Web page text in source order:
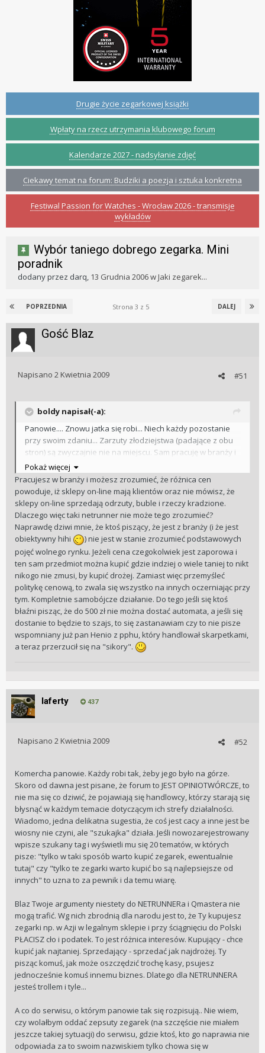
Drugie życie zegarkowej książki
Wpłaty na rzecz utrzymania klubowego forum
Kalendarze 2027 - nadsyłanie zdjęć
Ciekawy temat na forum: Budziki a poezja i sztuka konkretna
Festiwal Passion for Watches - Wrocław 2026 - transmisje
wykładów
Wybór taniego dobrego zegarka. Mini
poradnik
dodany przez darq, 13 Grudnia 2006wJaki zegarek...
POPRZEDNIA DALEJ
Strona 3 z 5
Gość Blaz
#51
Napisano 2 Kwietnia 2009
boldy napisał(-a):
Panowie.... Znowu jatka się robi... Niech każdy pozostanie
przy swoim zdaniu... Zarzuty złodziejstwa (padające z obu
stron) są zwyczajnie nie na miejscu. Sam pracuję w branży i
krew mnie zalewa jak widzę na tym forum rady "idź do
sklepu, przymierz... a potem zamów przez neta", ale
rozumiem, że każdy klient ma prawo szukać najlepszej
okazji... I dopóki będą aż takie różnice w cenach między
Polską a resztą świata,część klientów kupi w necie...
Pokaż więcej
Pracujesz w branży i możesz zrozumieć, że różnica cen
powoduje, iż sklepy on-line mają klientów oraz nie mówisz, że
sklepy on-line sprzedają odrzuty, buble i rzeczy kradzione.
Dlaczego więc taki netrunner nie może tego zrozumieć?
Naprawdę dziwi mnie, że ktoś piszący, że jest z branży (i że jest
obiektywny hihi
) nie jest w stanie zrozumieć podstawowych
pojęć wolnego rynku. Jeżeli cena czegokolwiek jest zaporowa i
ten sam przedmiot można kupić gdzie indziej o wiele taniej to nikt
nikogo nie zmusi, by kupić drożej. Zamiast więc przemyśleć
politykę cenową, to zwala się wszystko na innych oczerniając przy
tym. Kompletnie samobójcze działanie. Do tego jeśli się ktoś
błaźni pisząc, że do 500 zł nie można dostać automata, a jeśli się
dostanie to będzie to szajs, to się zastanawiam czy to nie pisze
wspomniany już pan Henio z pphu, który handlował skarpetkami,
a teraz przerzucił się na "sikory".
laferty 437
#52
Napisano 2 Kwietnia 2009
Komercha panowie. Każdy robi tak, żeby jego było na górze.
Skoro od dawna jest pisane, że forum to JEST OPINIOTWÓRCZE, to
nie ma się co dziwić, że pojawiają się handlowcy, którzy starają się
błysnąć w każdym temacie dotyczącym ich strefy działalności.
Wiadomo, jedna delikatna sugestia, że coś jest cacy a inne jest be
wiosny nie czyni, ale "szukajka" działa. Jeśli nowozarejestrowany
wpisze szukany tag i wyświetli mu się 20 tematów, w których
pisze: "tylko w taki sposób warto kupić zegarek, ewentualnie
tutaj" czy "tylko te zegarki warto kupić bo są najlepsiejsze od
innych" to uzna to za pewnik i da temu wiarę.
Blaz Twoje argumenty niestety do NETRUNNERa i Qmastera nie
mogą trafić. Wg nich zbrodnią dla narodu jest to, że Ty kupujesz
zegarki np. w Azji w legalnym sklepie i przy ściągnięciu do Polski
PŁACISZ cło i podatek. To jest różnica interesów. Kupujący - chce
kupić jak najtaniej. Sprzedający - sprzedać jak najdrożej. Ty
pisząc komuś, jak może oszczędzić trochę kasy, psujesz
jednocześnie komuś innemu biznes. Dlatego dla NETRUNNERA
jesteś trollem i tyle...
A co do serwisu, o którym panowie tak się rozpisują.. Nie wiem,
czy wolałbym oddać zepsuty zegarek (na szczęście nie miałem
jeszcze takiej sytuacji) do serwisu, gdzie ktoś, kto go naprawia nie
odpowiada za to swoim nazwiskiem tylko chowa się w